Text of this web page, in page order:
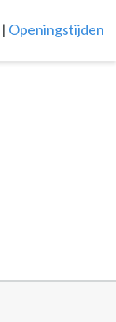
| Openingstijden